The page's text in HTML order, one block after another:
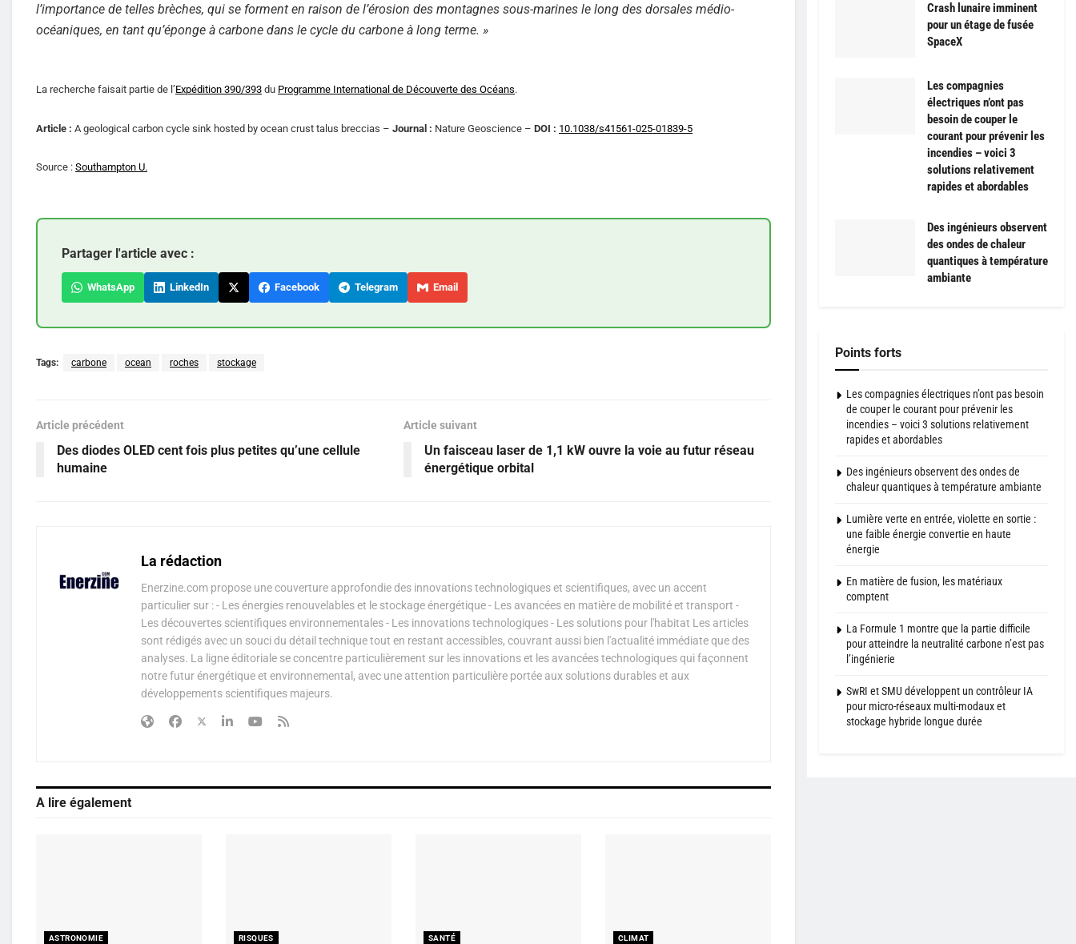
l’importance de telles brèches, qui se forment en raison de l’érosion des montagnes sous-marines le long des dorsales médio-
océaniques, en tant qu’éponge à carbone dans le cycle du carbone à long terme. »
La recherche faisait partie de l’Expédition 390/393 du Programme International de Découverte des Océans.
Article : A geological carbon cycle sink hosted by ocean crust talus breccias – Journal : Nature Geoscience – DOI : 10.1038/s41561-025-01839-5
Source : Southampton U.
Partager l'article avec :
WhatsApp LinkedIn Facebook Telegram Email
Tags: carbone ocean roches stockage
Article précédent
Des diodes OLED cent fois plus petites qu’une cellule
humaine
Article suivant
Un faisceau laser de 1,1 kW ouvre la voie au futur réseau
énergétique orbital
La rédaction
Enerzine.com propose une couverture approfondie des innovations technologiques et scientifiques, avec un accent
particulier sur : - Les énergies renouvelables et le stockage énergétique - Les avancées en matière de mobilité et transport -
Les découvertes scientifiques environnementales - Les innovations technologiques - Les solutions pour l'habitat Les articles
sont rédigés avec un souci du détail technique tout en restant accessibles, couvrant aussi bien l'actualité immédiate que des
analyses. La ligne éditoriale se concentre particulièrement sur les innovations et les avancées technologiques qui façonnent
notre futur énergétique et environnemental, avec une attention particulière portée aux solutions durables et aux
développements scientifiques majeurs.
A lire également
ASTRONOMIE RISQUES SANTÉ CLIMAT
Crash lunaire imminent
pour un étage de fusée
SpaceX
Les compagnies
électriques n’ont pas
besoin de couper le
courant pour prévenir les
incendies – voici 3
solutions relativement
rapides et abordables
Des ingénieurs observent
des ondes de chaleur
quantiques à température
ambiante
Points forts
Les compagnies électriques n’ont pas besoin
de couper le courant pour prévenir les
incendies – voici 3 solutions relativement
rapides et abordables
Des ingénieurs observent des ondes de
chaleur quantiques à température ambiante
Lumière verte en entrée, violette en sortie :
une faible énergie convertie en haute
énergie
En matière de fusion, les matériaux
comptent
La Formule 1 montre que la partie difficile
pour atteindre la neutralité carbone n’est pas
l’ingénierie
SwRI et SMU développent un contrôleur IA
pour micro-réseaux multi-modaux et
stockage hybride longue durée